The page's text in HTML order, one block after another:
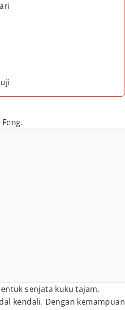
senjata kuku tajam,
kendali. Dengan kemampuan